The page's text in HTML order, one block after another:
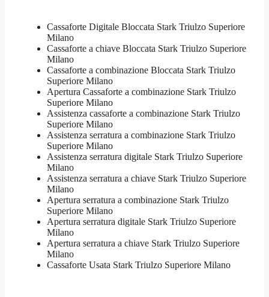
Cassaforte Digitale Bloccata Stark Triulzo Superiore
Milano
Cassaforte a chiave Bloccata Stark Triulzo Superiore
Milano
Cassaforte a combinazione Bloccata Stark Triulzo
Superiore Milano
​Apertura Cassaforte a combinazione Stark Triulzo
Superiore Milano
Assistenza cassaforte a combinazione Stark Triulzo
Superiore Milano
​Assistenza serratura​ ​a combinazione Stark Triulzo
Superiore Milano
Assistenza serratura ​digitale Stark Triulzo Superiore
Milano
Assistenza serratura ​a chiave Stark Triulzo Superiore
Milano
​Apertura serratura​ ​a combinazione Stark Triulzo
Superiore Milano
Apertura serratura​ ​digitale Stark Triulzo Superiore
Milano
​Apertura serratura​ ​a chiave Stark Triulzo Superiore
Milano
​Cassaforte Usata Stark Triulzo Superiore Milano